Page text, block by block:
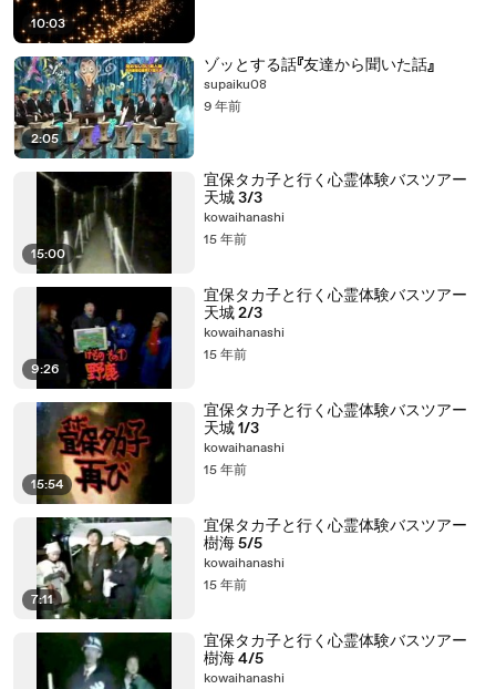
10:03
2:05
ゾッとする話『友達から聞いた話』
supaiku08
9 年前
15:00
宜保タカ子と行く心霊体験バスツアー
天城 3/3
kowaihanashi
15 年前
9:26
宜保タカ子と行く心霊体験バスツアー
天城 2/3
kowaihanashi
15 年前
15:54
宜保タカ子と行く心霊体験バスツアー
天城 1/3
kowaihanashi
15 年前
7:11
宜保タカ子と行く心霊体験バスツアー
樹海 5/5
kowaihanashi
15 年前
宜保タカ子と行く心霊体験バスツアー
樹海 4/5
kowaihanashi